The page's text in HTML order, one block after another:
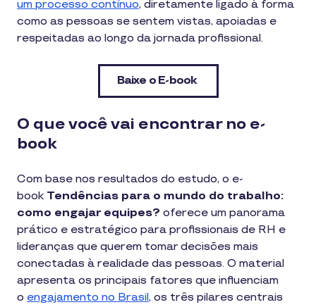
um processo contínuo, diretamente ligado à forma
como as pessoas se sentem vistas, apoiadas e
respeitadas ao longo da jornada profissional.
Baixe o E-book
O que você vai encontrar no e-
book
Com base nos resultados do estudo, o e-
book Tendências para o mundo do trabalho:
como engajar equipes? oferece um panorama
prático e estratégico para profissionais de RH e
lideranças que querem tomar decisões mais
conectadas à realidade das pessoas. O material
apresenta os principais fatores que influenciam
o engajamento no Brasil, os três pilares centrais